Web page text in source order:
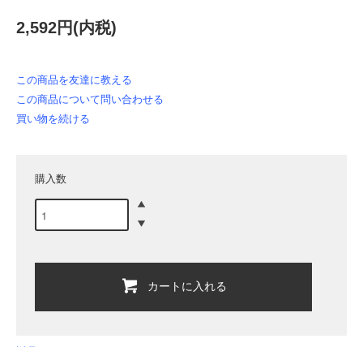
2,592円(内税)
この商品を友達に教える
この商品について問い合わせる
買い物を続ける
購入数
カートに入れる